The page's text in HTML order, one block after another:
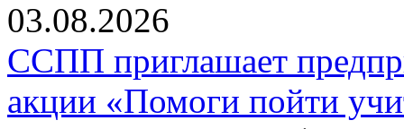
03.08.2026
ССПП приглашает
акции «Помоги пойти